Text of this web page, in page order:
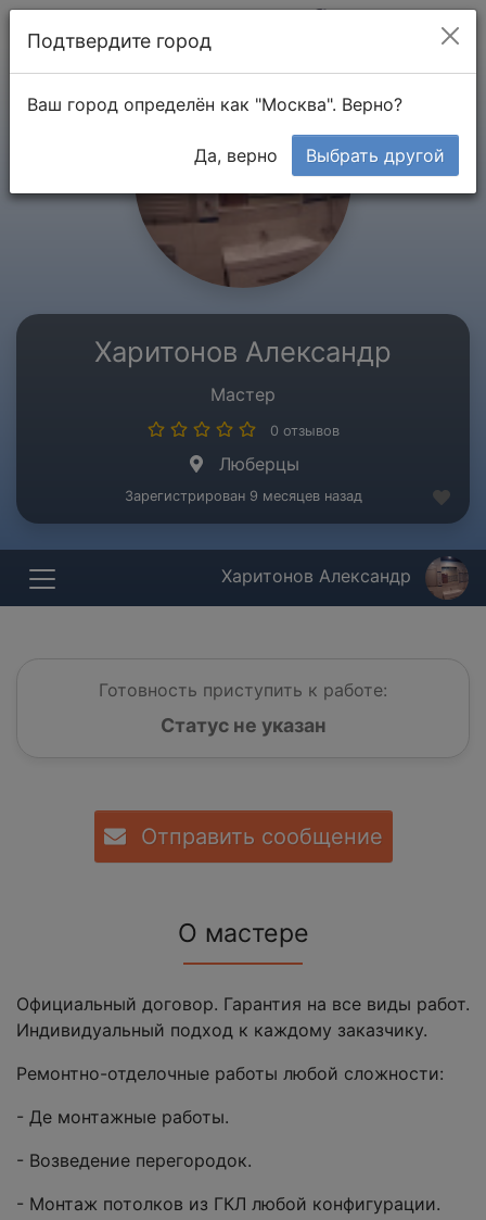
Харитонов Александр
Мастер
0 отзывов
Люберцы
Зарегистрирован 9 месяцев назад
Харитонов Александр
Готовность приступить к работе:
Статус не указан
Отправить сообщение
О мастере
Официальный договор. Гарантия на все виды работ.
Индивидуальный подход к каждому заказчику.
Ремонтно-отделочные работы любой сложности:
- Де монтажные работы.
- Возведение перегородок.
- Монтаж потолков из ГКЛ любой конфигурации.
Подтвердите город
Ваш город определён как "Москва". Верно?
Да, верно Выбрать другой